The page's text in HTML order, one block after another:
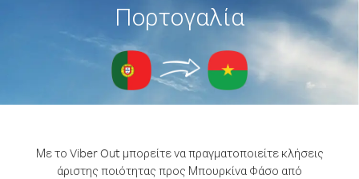
Πορτογαλία
Με το Viber Out μπορείτε να πραγματοποιείτε κλήσεις
άριστης ποιότητας προς Μπουρκίνα Φάσο από